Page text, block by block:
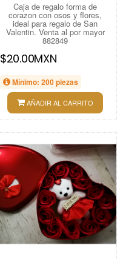
Caja de regalo forma de
corazon con osos y flores,
ideal para regalo de San
Valentin. Venta al por mayor
882849
$20.00MXN
Mínimo: 200 piezas
AÑADIR AL CARRITO